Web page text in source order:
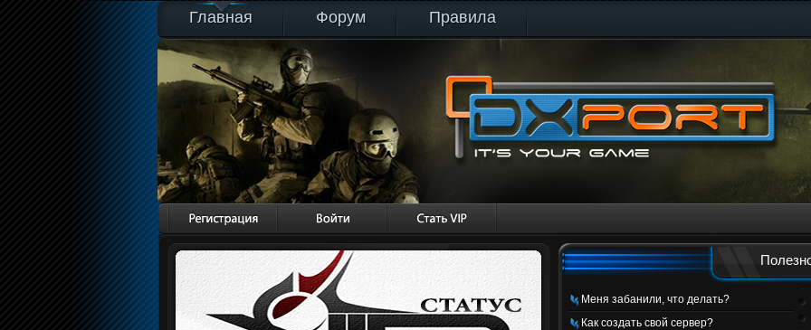
Главная Форум Правила
Меня забанили, что делать?
Как создать свой сервер?